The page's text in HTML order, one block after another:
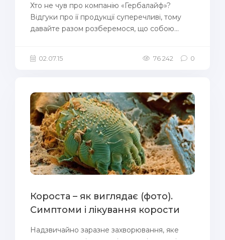
Хто не чув про компанію «Гербалайф»?
Відгуки про її продукції суперечливі, тому
давайте разом розберемося, що собою...
02.07.15 76 242 0
Короста – як виглядає (фото).
Симптоми і лікування корости
Надзвичайно заразне захворювання, яке